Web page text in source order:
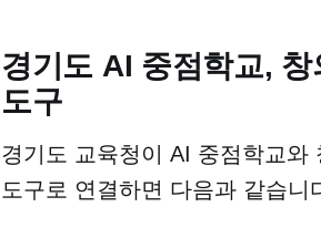
경기도 AI 중점학교,
도구
경기도 교육청이 AI 중점학교와
도구로 연결하면 다음과 같습니